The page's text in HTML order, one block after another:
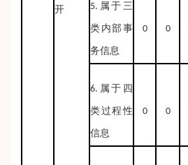
开 5.属于三
类内部事
务信息
0 0
6.属于四
类过程性
信息
0 0